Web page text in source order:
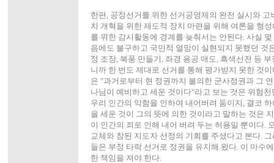
한편, 공정선거를 위한 선거공영제의 완전 실시와 고
치 개혁을 위한 제도적 장치 마련을 위해 여론을 형
를 위한 감시활동에 경계를 늦춰서는 안된다. 사실
음에도 불구하고 국민적 열망이 실현되지 못했던 것
정 조장, 북풍 만들기, 좌경 용공 매도, 흑색선전 등
니까 한 번도 제대로 선거를 통해 평가받지 못한 것
은 "과거로부터 현 정권까지 불의한 군사정권과 그
나님이 예비하고 세운 것이다"라고 보는 것은 위험
우리 인간의 악함을 인하여 내어버려 둠이지, 결코
을 세운 것이 그의 뜻에 의한 것이라고 말하는 것은
이 인간의 죄로 인해 내어 버려 두는 허용일 뿐이다.
교체와 참된 지도자 선정의 기회를 주셨다고 본다.
들은 부정 타락 선거로 정권을 유지해 왔다. 이 마수
한 책임을 져야 한다.